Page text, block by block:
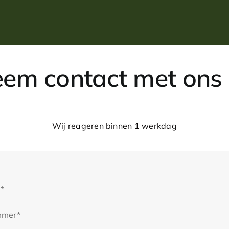
contact met ons
Wij reageren binnen 1 werkdag